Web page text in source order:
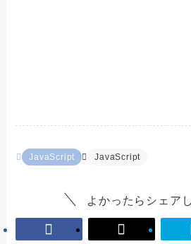
JavaScript JavaScript
よかったらシェア